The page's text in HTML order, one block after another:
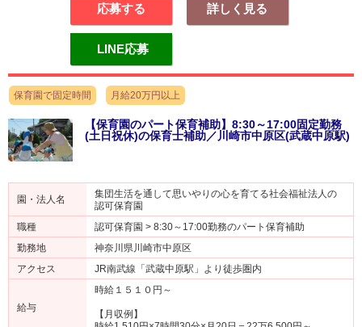
応募する 詳しく見る
LINE応募
保育園で固定時間 月給20万円以上
【保育園のパート保育補助】8:30～17:00固定勤務
(土日祝休)の保育士補助／川崎市中原区(武蔵中原駅)
園・法人名
集団生活を通して思いやりの心を育てる社会福祉法人の
認可保育園
職種
認可保育園 > 8:30～17:00勤務のパート保育補助
勤務地
神奈川県川崎市中原区
アクセス
JR南武線「武蔵中原駅」より徒歩圏内
給与
時給１５１０円～
【月収例】